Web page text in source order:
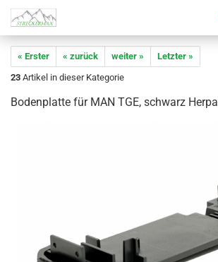
« Erster « zurück weiter »
Letzter »
23 Artikel in dieser Kategorie
Bodenplatte für MAN TGE, schwarz Herpa